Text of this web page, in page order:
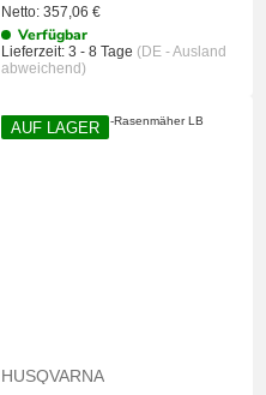
Netto: 357,06 €
Verfügbar
Lieferzeit: 3 - 8 Tage (DE - Ausland
abweichend)
AUF LAGER
HUSQVARNA